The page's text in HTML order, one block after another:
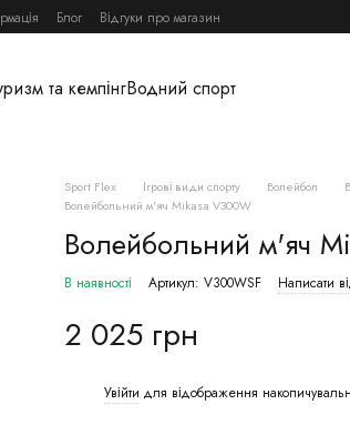
Блог Відгуки про магазин
та кемпінгВодний спорт
Sport Flex Ігрові види спорту Волейбол
Волейбольний м'яч Mikasa V300W
Волейбольний м'яч
В наявності Артикул: V300WSF Написати
2 025 грн
Увійти для відображення